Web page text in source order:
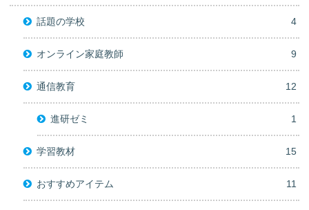
話題の学校 4
オンライン家庭教師 9
通信教育 12
進研ゼミ 1
学習教材 15
おすすめアイテム 11